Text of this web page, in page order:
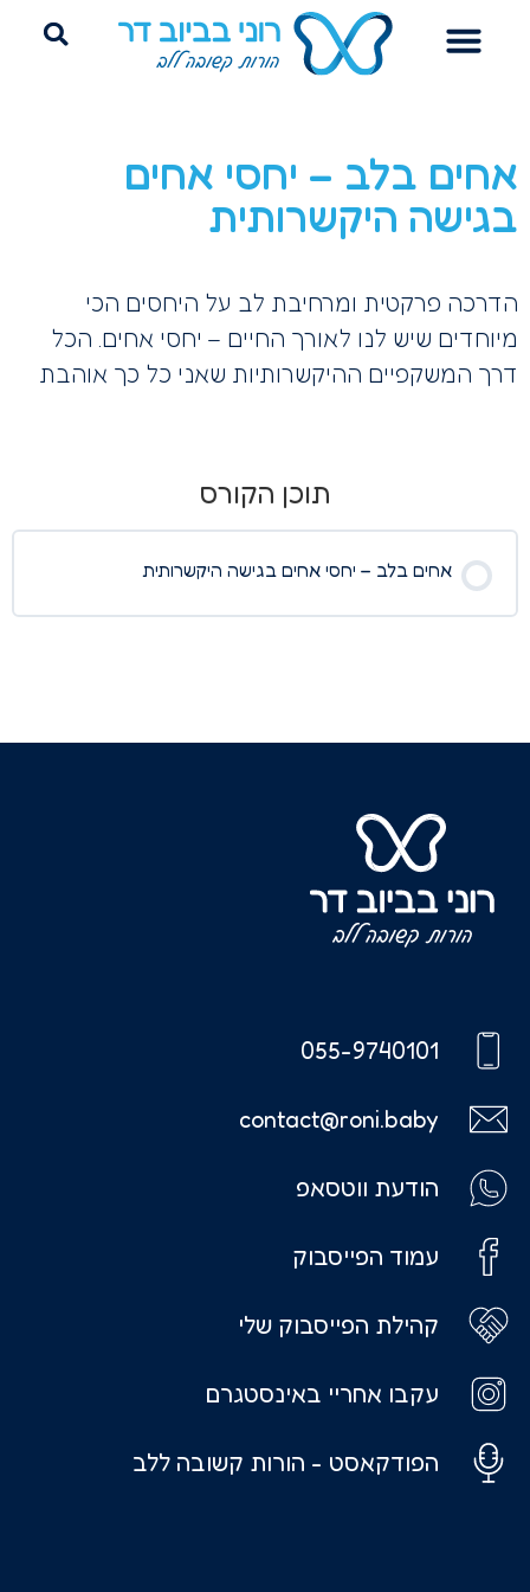
אחים בלב – יחסי אחים
בגישה היקשרותית
הדרכה פרקטית ומרחיבת לב על היחסים הכי
מיוחדים שיש לנו לאורך החיים – יחסי אחים. הכל
דרך המשקפיים ההיקשרותיות שאני כל כך אוהבת
תוכן הקורס
אחים בלב – יחסי אחים בגישה היקשרותית
055-9740101
contact@roni.baby
הודעת ווטסאפ
עמוד הפייסבוק
קהילת הפייסבוק שלי
עקבו אחריי באינסטגרם
הפודקאסט - הורות קשובה ללב